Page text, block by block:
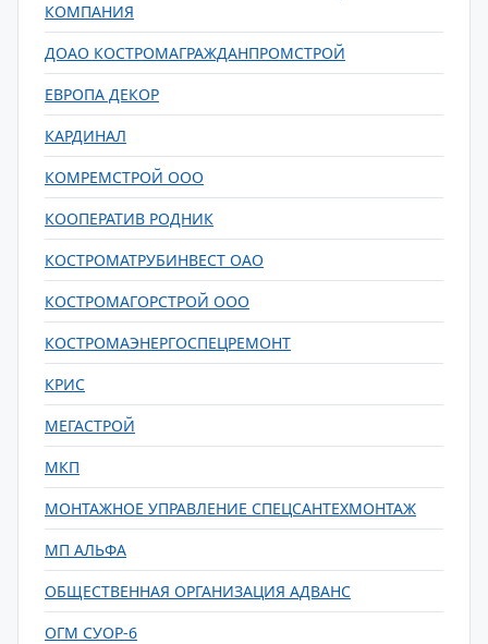
КОМПАНИЯ
ДОАО КОСТРОМАГРАЖДАНПРОМСТРОЙ
ЕВРОПА ДЕКОР
КАРДИНАЛ
КОМРЕМСТРОЙ ООО
КООПЕРАТИВ РОДНИК
КОСТРОМАТРУБИНВЕСТ ОАО
КОСТРОМАГОРСТРОЙ ООО
КОСТРОМАЭНЕРГОСПЕЦРЕМОНТ
КРИС
МЕГАСТРОЙ
МКП
МОНТАЖНОЕ УПРАВЛЕНИЕ СПЕЦСАНТЕХМОНТАЖ
МП АЛЬФА
ОБЩЕСТВЕННАЯ ОРГАНИЗАЦИЯ АДВАНС
ОГМ СУОР-6